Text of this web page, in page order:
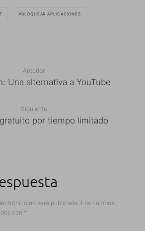
BLOQUEAR APLICACIONES
Anterior
Una alternativa a YouTube
Siguiente
por tiempo limitado
no será publicada. Los campos
con *